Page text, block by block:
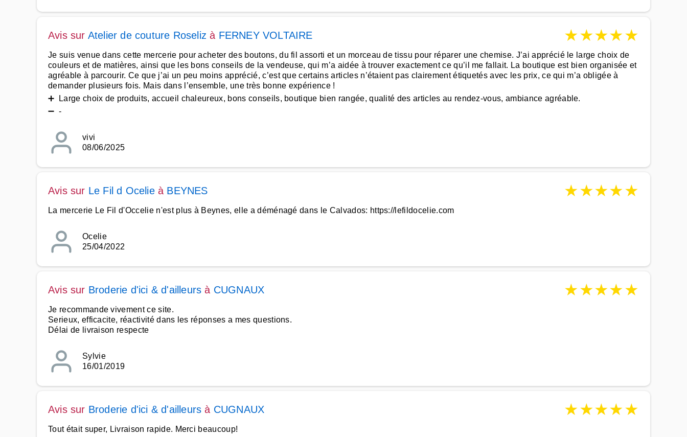
Avis sur Atelier de couture Roseliz à FERNEY VOLTAIRE ★★★★★
Je suis venue dans cette mercerie pour acheter des boutons, du fil assorti et un morceau de tissu pour réparer une chemise. J’ai apprécié le large choix de
couleurs et de matières, ainsi que les bons conseils de la vendeuse, qui m’a aidée à trouver exactement ce qu’il me fallait. La boutique est bien organisée et
agréable à parcourir. Ce que j’ai un peu moins apprécié, c’est que certains articles n’étaient pas clairement étiquetés avec les prix, ce qui m’a obligée à
demander plusieurs fois. Mais dans l’ensemble, une très bonne expérience !
➕ Large choix de produits, accueil chaleureux, bons conseils, boutique bien rangée, qualité des articles au rendez-vous, ambiance agréable.
➖ -
vivi
08/06/2025
Avis sur Le Fil d Ocelieà BEYNES ★★★★★
La mercerie Le Fil d'Occelie n'est plus à Beynes, elle a déménagé dans le Calvados: https://lefildocelie.com
Ocelie
25/04/2022
Avis sur Broderie d'ici & d'ailleurs à CUGNAUX ★★★★★
Je recommande vivement ce site.
Serieux, efficacite, réactivité dans les réponses a mes questions.
Délai de livraison respecte
Sylvie
16/01/2019
Avis sur Broderie d'ici & d'ailleurs à CUGNAUX ★★★★★
Tout était super, Livraison rapide. Merci beaucoup!